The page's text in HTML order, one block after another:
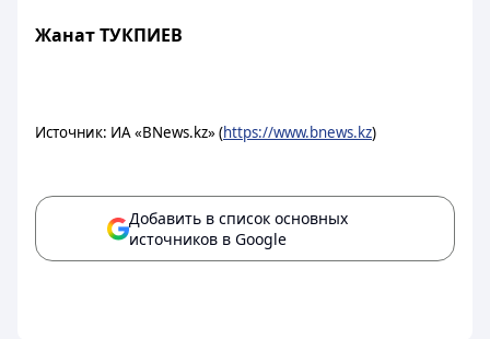
Жанат ТУКПИЕВ
Источник: ИА «BNews.kz» (https://www.bnews.kz)
Добавить в список основных
источников в Google